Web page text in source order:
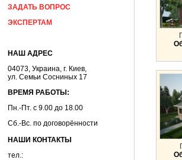
ЗАДАТЬ ВОПРОС
ЭКСПЕРТАМ
НАШ АДРЕС
04073, Украина, г. Киев,
ул. Семьи Сосниных 17
ВРЕМЯ РАБОТЫ:
Пн.-Пт. с 9.00 до 18.00
Сб.-Вс. по договорённости
НАШИ КОНТАКТЫ
тел.: